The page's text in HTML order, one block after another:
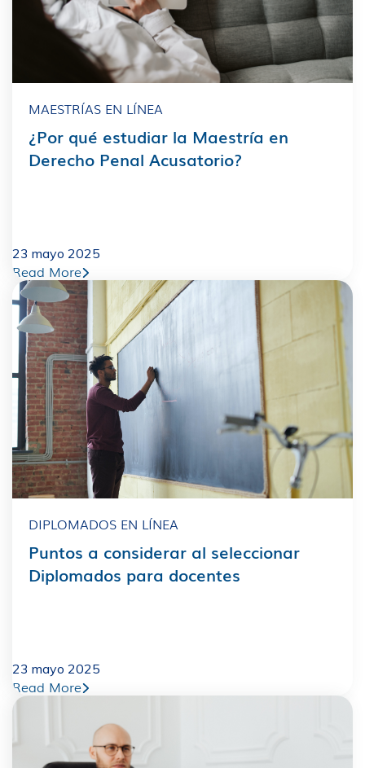
MAESTRÍAS EN LÍNEA
¿Por qué estudiar la Maestría en
Derecho Penal Acusatorio?
23 mayo 2025
Read More
DIPLOMADOS EN LÍNEA
Puntos a considerar al seleccionar
Diplomados para docentes
23 mayo 2025
Read More